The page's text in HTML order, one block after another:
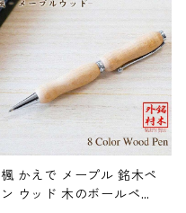
楓 かえで メープル 銘木ペ
ン ウッド 木のボールペン